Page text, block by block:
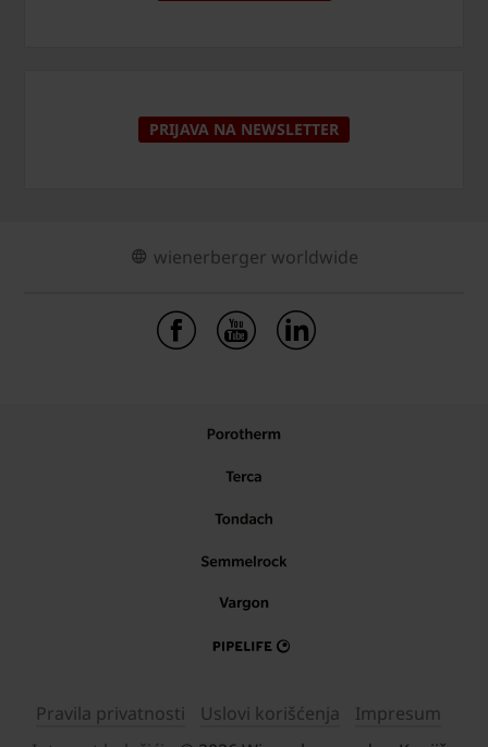
PRIJAVA NA NEWSLETTER
wienerberger worldwide
Pravila privatnosti Uslovi korišćenja
Impresum